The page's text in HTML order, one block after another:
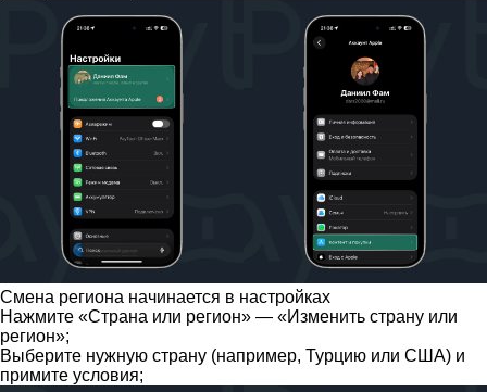
Смена региона начинается в настройках
Нажмите «Страна или регион» — «Изменить страну или
регион»;
Выберите нужную страну (например, Турцию или США) и
примите условия;